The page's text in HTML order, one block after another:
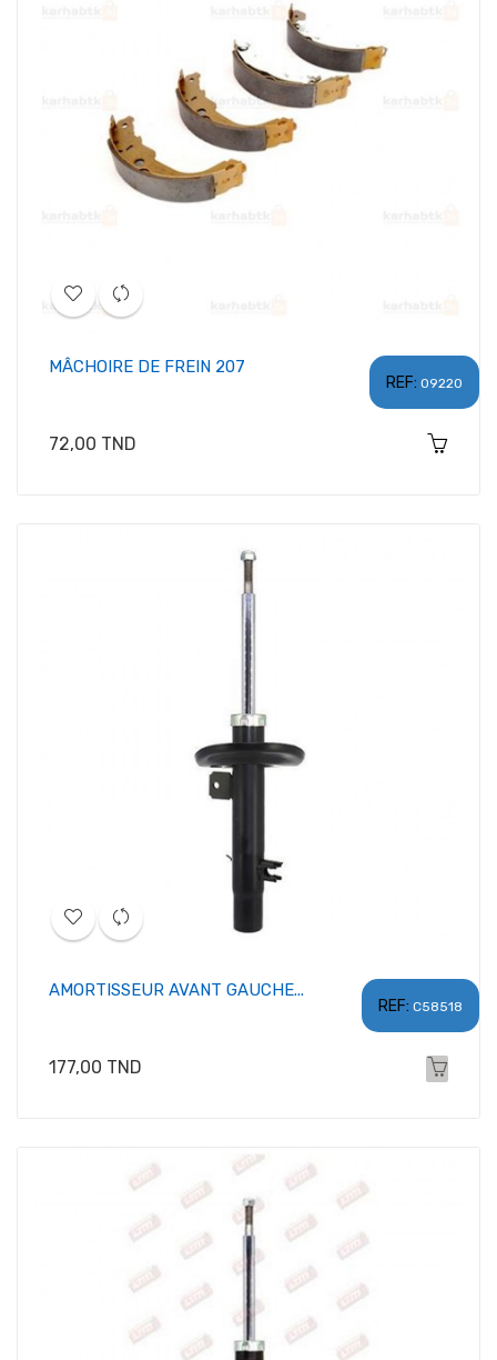
REF: 09220
MÂCHOIRE DE FREIN 207
Prix
72,00 TND
REF: C58518
AMORTISSEUR AVANT GAUCHE...
Prix
177,00 TND